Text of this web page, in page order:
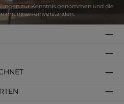
zur Kenntnis genommen und die
mit ihnen einverstanden.